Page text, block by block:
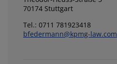
70174 Stuttgart
Tel.: 0711 781923418
bfedermann@kpmg-law.com